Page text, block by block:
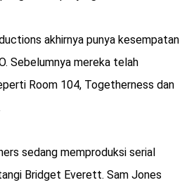
akhirnya punya kesempatan
Sebelumnya mereka telah
Room 104, Togetherness dan
sedang memproduksi serial
Bridget Everett. Sam Jones